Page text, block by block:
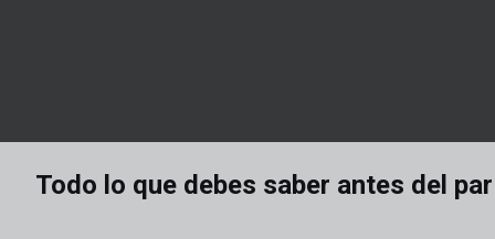
Todo lo que debes saber antes del